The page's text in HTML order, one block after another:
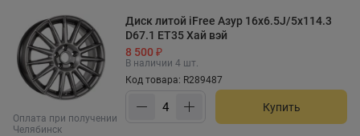
Оплата при получении
Челябинск
Диск литой iFree Азур 16x6.5J/5x114.3
D67.1 ET35 Хай вэй
8 500 ₽
В наличии 4 шт.
Код товара: R289487
Купить